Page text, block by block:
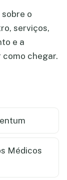
o
serviços,
e a
como chegar.
Médicos